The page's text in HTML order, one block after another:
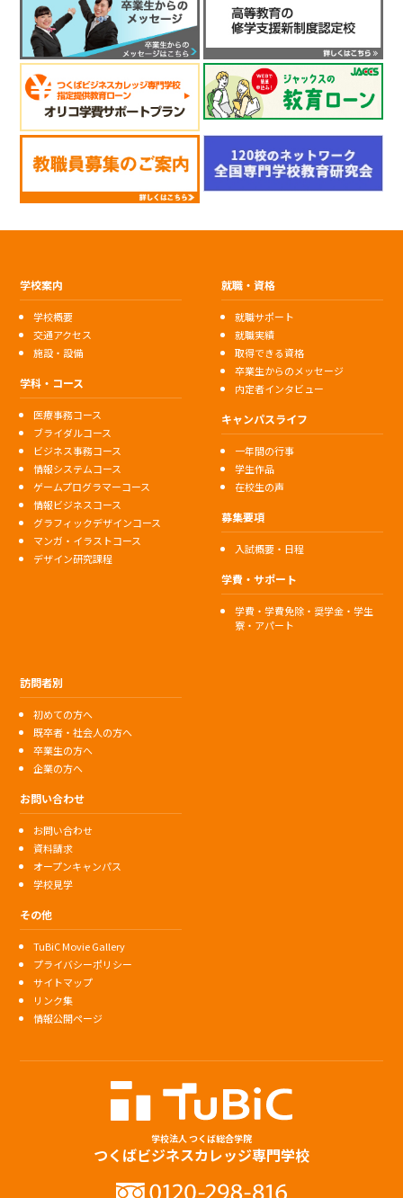
学校案内
学校概要
交通アクセス
施設・設備
学科・コース
医療事務コース
ブライダルコース
ビジネス事務コース
情報システムコース
ゲームプログラマーコース
情報ビジネスコース
グラフィックデザインコース
マンガ・イラストコース
デザイン研究課程
就職・資格
就職サポート
就職実績
取得できる資格
卒業生からのメッセージ
内定者インタビュー
キャンパスライフ
一年間の行事
学生作品
在校生の声
募集要項
入試概要・日程
学費・サポート
学費・学費免除・奨学金・学生
寮・アパート
訪問者別
初めての方へ
既卒者・社会人の方へ
卒業生の方へ
企業の方へ
お問い合わせ
お問い合わせ
資料請求
オープンキャンパス
学校見学
その他
TuBiC Movie Gallery
プライバシーポリシー
サイトマップ
リンク集
情報公開ページ
学校法人 つくば総合学院
つくばビジネスカレッジ専門学校